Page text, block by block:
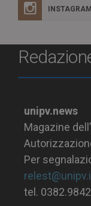
INSTAGRAM
unipv.news
Magazine
Per
tel.